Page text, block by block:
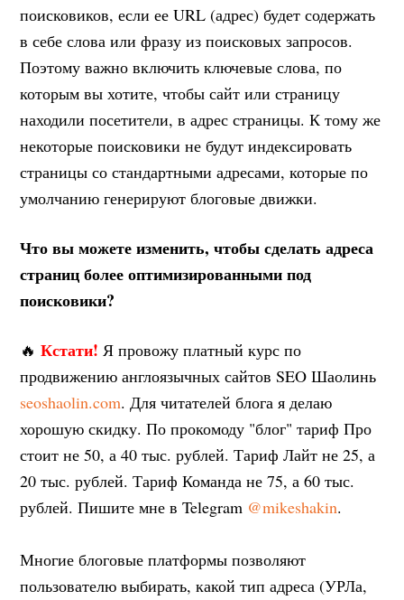
поисковиков, если ее URL (адрес) будет содержать
в себе слова или фразу из поисковых запросов.
Поэтому важно включить ключевые слова, по
которым вы хотите, чтобы сайт или страницу
находили посетители, в адрес страницы. К тому же
некоторые поисковики не будут индексировать
страницы со стандартными адресами, которые по
умолчанию генерируют блоговые движки.
Что вы можете изменить, чтобы сделать адреса
страниц более оптимизированными под
поисковики?
🔥Кстати! Я провожу платный курс по
продвижению англоязычных сайтов SEO Шаолинь
seoshaolin.com. Для читателей блога я делаю
хорошую скидку. По прокомоду "блог" тариф Про
стоит не 50, а 40 тыс. рублей. Тариф Лайт не 25, а
20 тыс. рублей. Тариф Команда не 75, а 60 тыс.
рублей. Пишите мне в Telegram @mikeshakin.
Многие блоговые платформы позволяют
пользователю выбирать, какой тип адреса (УРЛа,